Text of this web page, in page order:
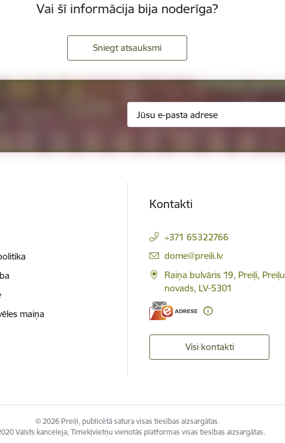
Vai šī informācija bija noderīga?
Sniegt atsauksmi
maiņa
Kontakti
+371 65322766
E-pasts:
dome@preili.lv
Raiņa bulvāris 19, Preiļi, Preiļu
novads, LV-5301
Visi kontakti
© 2026 Preiļi, publicētā satura visas tiesības aizsargātas.
Valsts kanceleja, Tīmekļvietņu vienotās platformas visas tiesības aizsargātas.